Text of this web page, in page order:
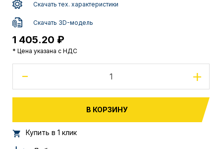
Скачать тех. характеристики
Скачать 3D-модель
1 405.20 ₽
* Цена указана с НДС
- +
В КОРЗИНУ
Купить в 1 клик